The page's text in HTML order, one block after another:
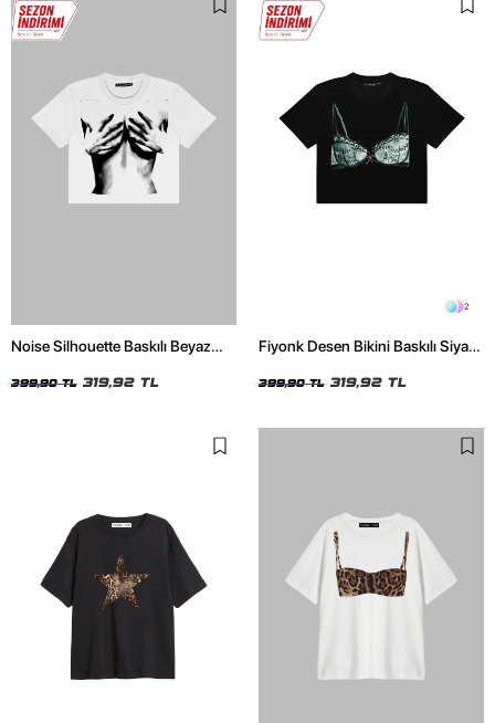
Noise Silhouette Baskılı Beyaz
399,90 TL 319,92 TL
2
Fiyonk Desen Bikini Baskılı Siyah
399,90 TL 319,92 TL